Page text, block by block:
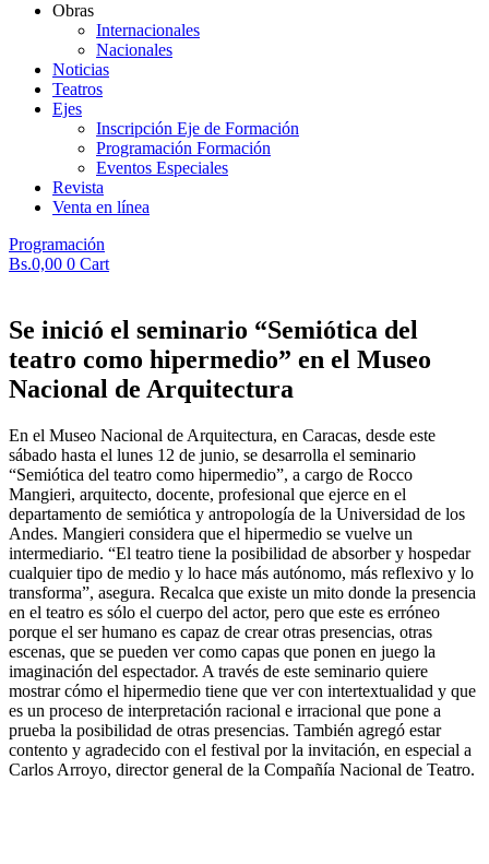
Obras
Internacionales
Nacionales
Noticias
Teatros
Ejes
Inscripción Eje de Formación
Programación Formación
Eventos Especiales
Revista
Venta en línea
Programación
Bs.0,00 0 Cart
Se inició el seminario “Semiótica del
teatro como hipermedio” en el Museo
Nacional de Arquitectura
En el Museo Nacional de Arquitectura, en Caracas, desde este
sábado hasta el lunes 12 de junio, se desarrolla el seminario
“Semiótica del teatro como hipermedio”, a cargo de Rocco
Mangieri, arquitecto, docente, profesional que ejerce en el
departamento de semiótica y antropología de la Universidad de los
Andes. Mangieri considera que el hipermedio se vuelve un
intermediario. “El teatro tiene la posibilidad de absorber y hospedar
cualquier tipo de medio y lo hace más autónomo, más reflexivo y lo
transforma”, asegura. Recalca que existe un mito donde la presencia
en el teatro es sólo el cuerpo del actor, pero que este es erróneo
porque el ser humano es capaz de crear otras presencias, otras
escenas, que se pueden ver como capas que ponen en juego la
imaginación del espectador. A través de este seminario quiere
mostrar cómo el hipermedio tiene que ver con intertextualidad y que
es un proceso de interpretación racional e irracional que pone a
prueba la posibilidad de otras presencias. También agregó estar
contento y agradecido con el festival por la invitación, en especial a
Carlos Arroyo, director general de la Compañía Nacional de Teatro.